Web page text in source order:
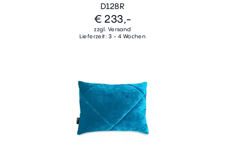
D128R
€ 233,-
zzgl. Versand
Lieferzeit: 3 - 4 Wochen